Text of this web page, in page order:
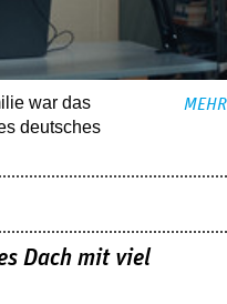
war das
deutsches
MEHR
Dach mit viel